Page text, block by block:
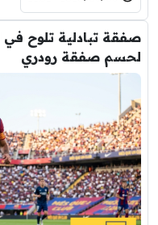
صفقة تبادلية تلوح في
لحسم صفقة رودري